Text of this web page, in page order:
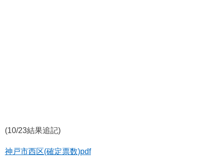
(10/23結果追記)
神戸市西区(確定票数)pdf